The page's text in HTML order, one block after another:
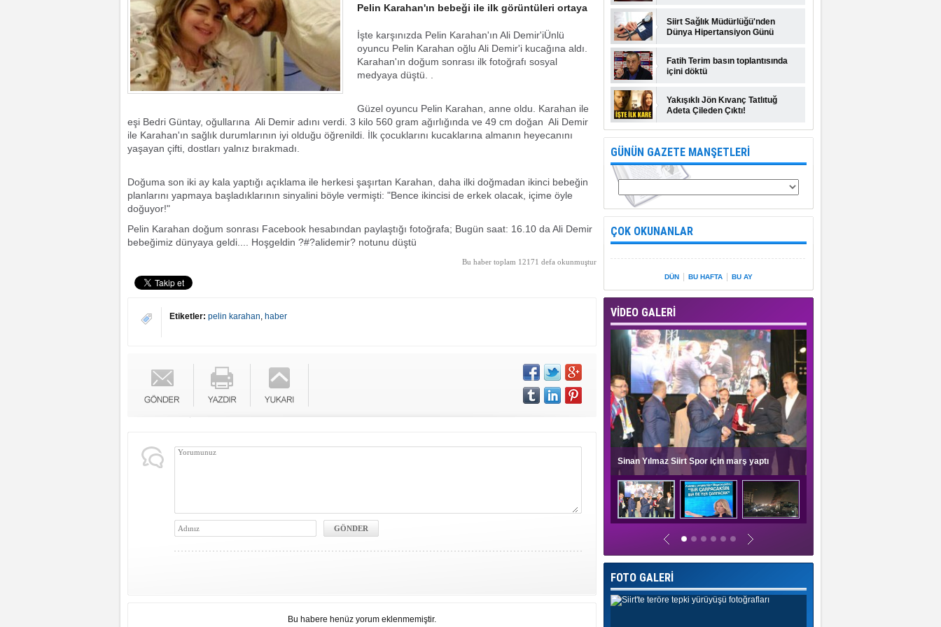
Pelin Karahan'ın bebeği ile ilk görüntüleri ortaya
İşte karşınızda Pelin Karahan'ın Ali Demir'iÜnlü
oyuncu Pelin Karahan oğlu Ali Demir'i kucağına aldı.
Karahan'ın doğum sonrası ilk fotoğrafı sosyal
medyaya düştü. .
Güzel oyuncu Pelin Karahan, anne oldu. Karahan ile
eşi Bedri Güntay, oğullarına Ali Demir adını verdi. 3 kilo 560 gram ağırlığında ve 49 cm doğan Ali Demir
ile Karahan'ın sağlık durumlarının iyi olduğu öğrenildi. İlk çocuklarını kucaklarına almanın heyecanını
yaşayan çifti, dostları yalnız bırakmadı.
Doğuma son iki ay kala yaptığı açıklama ile herkesi şaşırtan Karahan, daha ilki doğmadan ikinci bebeğin
planlarını yapmaya başladıklarının sinyalini böyle vermişti: "Bence ikincisi de erkek olacak, içime öyle
doğuyor!"
Pelin Karahan doğum sonrası Facebook hesabından paylaştığı fotoğrafa; Bugün saat: 16.10 da Ali Demir
bebeğimiz dünyaya geldi.... Hoşgeldin ?#?alidemir? notunu düştü
Bu haber toplam 12171 defa okunmuştur
Etiketler: pelin karahan, haber
Bu habere henüz yorum eklenmemiştir.
Siirt Sağlık Müdürlüğü'nden
Dünya Hipertansiyon Günü
Fatih Terim basın toplantısında
içini döktü
Yakışıklı Jön Kıvanç Tatlıtuğ
Adeta Çileden Çıktı!
GÜNÜN GAZETE MANŞETLERİ
ÇOK OKUNANLAR
DÜN BU HAFTA BU AY
VİDEO GALERİ
Sinan Yılmaz Siirt Spor için marş yaptı
FOTO GALERİ